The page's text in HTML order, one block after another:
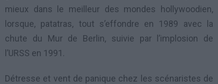
mieux dans le meilleur des mondes hollywoodien,
lorsque, patatras, tout s’effondre en 1989 avec la
chute du Mur de Berlin, suivie par l’implosion de
l’URSS en 1991.
Détresse et vent de panique chez les scénaristes de